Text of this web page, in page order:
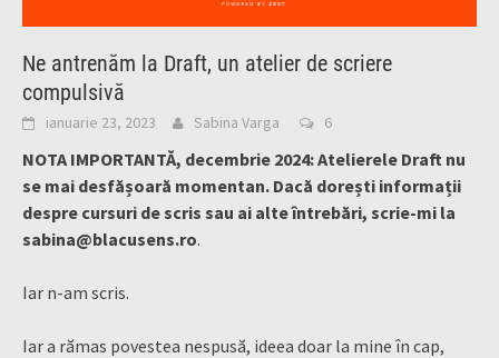
Ne antrenăm la Draft, un atelier de scriere
compulsivă
ianuarie 23, 2023 Sabina Varga 6
NOTA IMPORTANTĂ, decembrie 2024: Atelierele Draft nu
se mai desfășoară momentan. Dacă dorești informații
despre cursuri de scris sau ai alte întrebări, scrie-mi la
sabina@blacusens.ro.
Iar n-am scris.
Iar a rămas povestea nespusă, ideea doar la mine în cap,